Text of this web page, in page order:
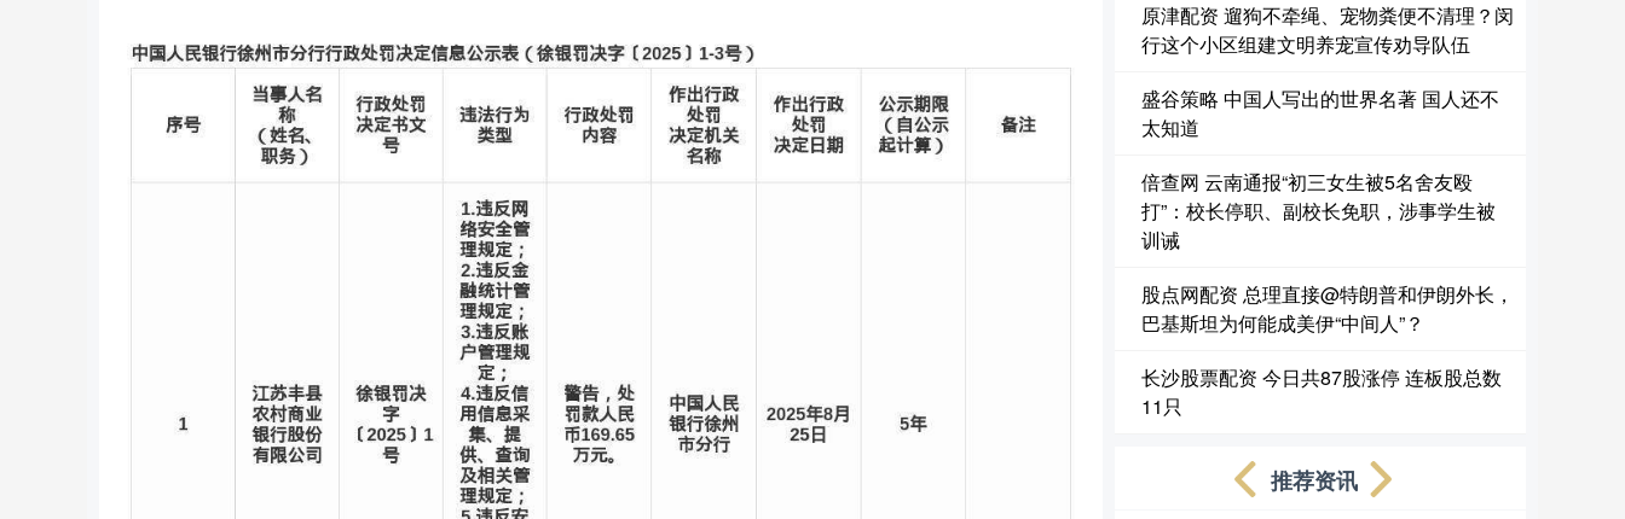
原津配资 遛狗不牵绳、宠物粪便不清理？闵
行这个小区组建文明养宠宣传劝导队伍
盛谷策略 中国人写出的世界名著 国人还不
太知道
倍查网 云南通报“初三女生被5名舍友殴
打”：校长停职、副校长免职，涉事学生被
训诫
股点网配资 总理直接@特朗普和伊朗外长，
巴基斯坦为何能成美伊“中间人”？
长沙股票配资 今日共87股涨停 连板股总数
11只
推荐资讯